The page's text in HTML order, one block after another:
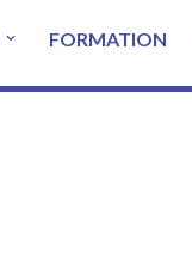
FORMATION